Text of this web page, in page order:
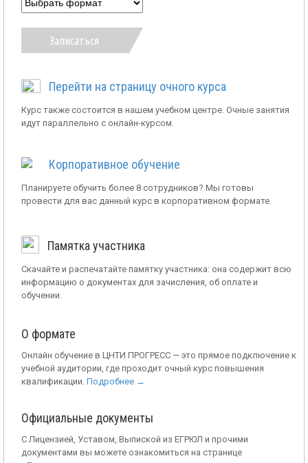
Записаться
Перейти на страницу очного курса
Курс также состоится в нашем учебном центре. Очные занятия
идут параллельно с онлайн-курсом.
Корпоративное обучение
Планируете обучить более 8 сотрудников? Мы готовы
провести для вас данный курс в корпоративном формате.
Памятка участника
Скачайте и распечатайте памятку участника: она содержит всю
информацию о документах для зачисления, об оплате и
обучении.
О формате
Онлайн обучение в ЦНТИ ПРОГРЕСС — это прямое подключение к
учебной аудитории, где проходит очный курс повышения
квалификации. Подробнее →
Официальные документы
С Лицензией, Уставом, Выпиской из ЕГРЮЛ и прочими
документами вы можете ознакомиться на странице